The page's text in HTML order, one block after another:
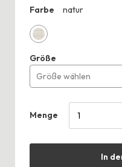
Farbe
natur
Größe
Größe wählen
Menge
In